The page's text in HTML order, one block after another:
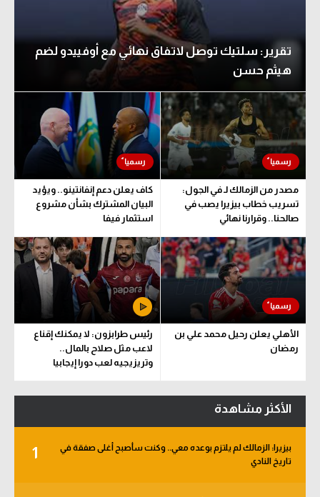
تقرير: سلتيك توصل لاتفاق نهائي مع أوفييدو لضم
هيثم حسن
مصدر من الزمالك لـ في الجول:
تسريب خطاب بيزيرا يصب في
صالحنا.. وقرارنا نهائي
كاف يعلن دعم إنفانتينو.. ويؤيد
البيان المشترك بشأن مشروع
استثمار فيفا
الأهلي يعلن رحيل محمد علي بن
رمضان
رئيس طرابزون: لا يمكنك إقناع
لاعب مثل صلاح بالمال..
وتريزيجيه لعب دورا إيجابيا
الأكثر مشاهدة
1
بيزيرا: الزمالك لم يلتزم بوعده معي.. وكنت سأصبح أغلى صفقة في
تاريخ النادي